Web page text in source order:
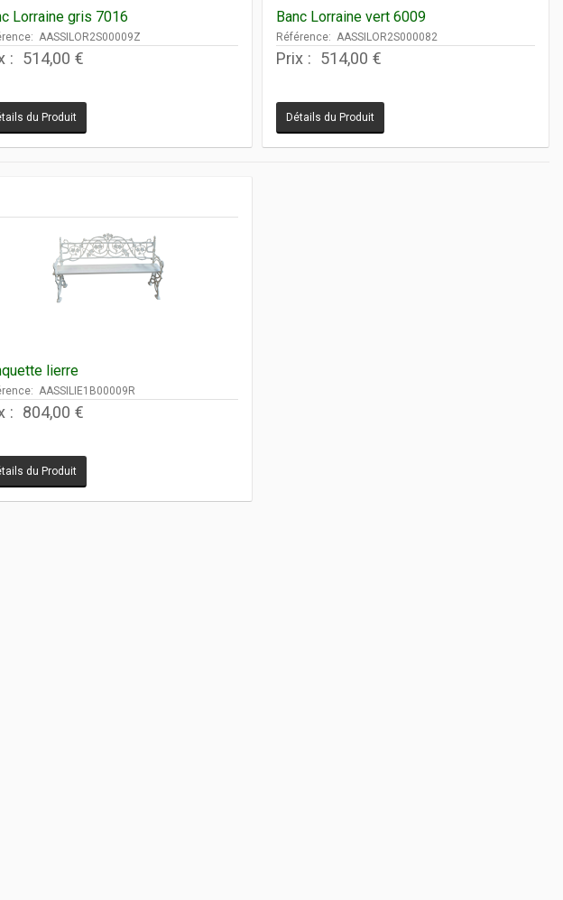
Lorraine gris 7016
AASSILOR2S00009Z
: 514,00 €
du Produit
Banc Lorraine vert 6009
Référence: AASSILOR2S000082
Prix : 514,00 €
Détails du Produit
lierre
AASSILIE1B00009R
: 804,00 €
du Produit